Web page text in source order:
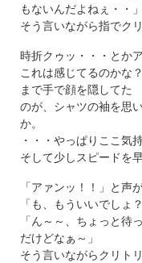
もないんだよねぇ・・」
そう言いながら指でク
時折クゥッ・・・とか
これは感じてるのかな
まで手で顔を隠してた
のが、シャツの袖を思
か。
・・・やっぱりここ気
そして少しスピードを
「アァンッ！！」と声
「も、もういいでしょ
「ん～～、ちょっと待
だけどなぁ～」
そう言いながらクリト